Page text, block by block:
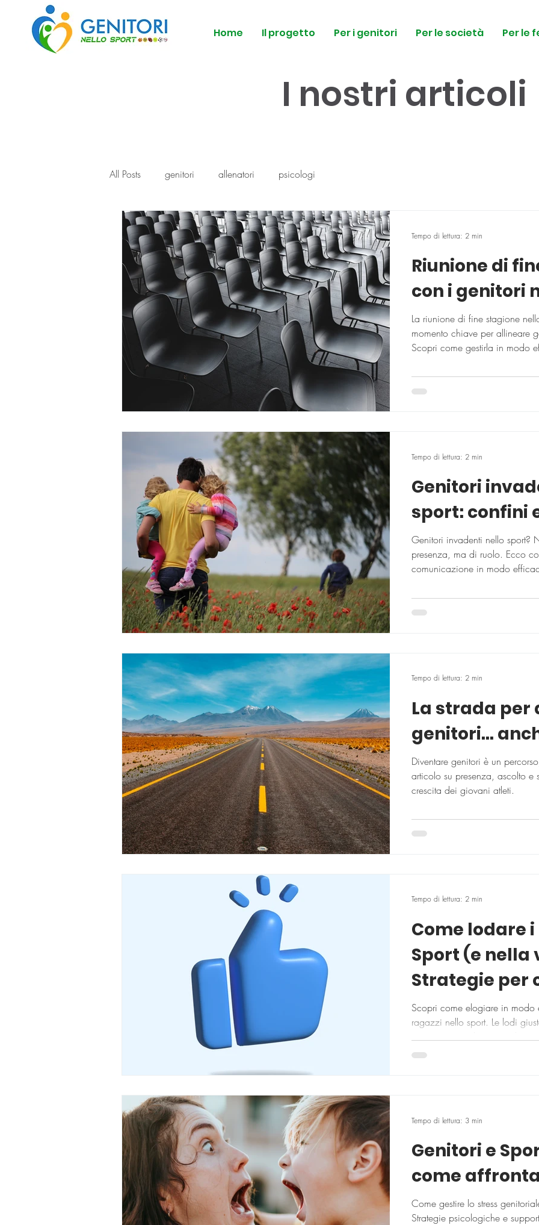
Home Il progetto Per i genitori Per le società Per le
I nostri articoli
All Posts genitori allenatori psicologi
Riunione di
con i genitori
La riunione di fine stagione
momento chiave per allineare
Scopri come gestirla in modo
Tempo di lettura: 2 min
Genitori
sport: confini
Genitori invadenti nello sport?
presenza, ma di ruolo. Ecco
comunicazione in modo
Tempo di lettura: 2 min
La strada per
genitori…
Diventare genitori è un
articolo su presenza, ascolto e
crescita dei giovani atleti.
Tempo di lettura: 2 min
Come lodare
Sport (e nella
Strategie per
vera
Scopri come elogiare in
ragazzi nello sport. Le lodi
Tempo di lettura: 2 min
Genitori e
come
Come gestire lo stress
Strategie psicologiche e
Tempo di lettura: 3 min